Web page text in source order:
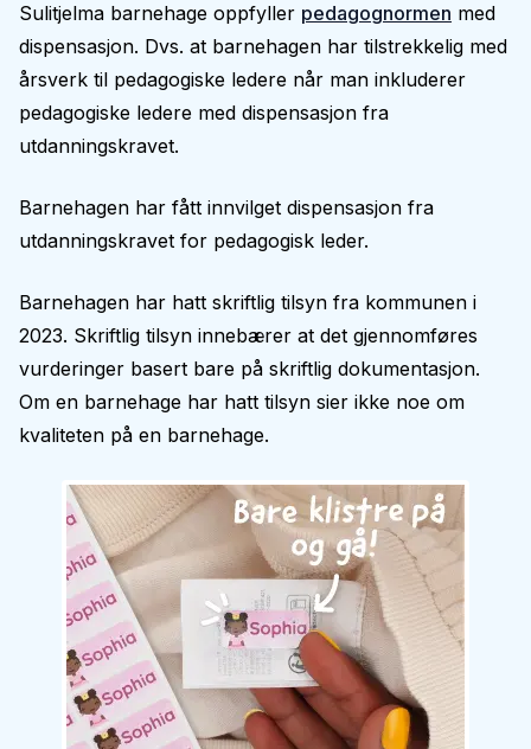
Sulitjelma barnehage oppfyller pedagognormen med
dispensasjon. Dvs. at barnehagen har tilstrekkelig med
årsverk til pedagogiske ledere når man inkluderer
pedagogiske ledere med dispensasjon fra
utdanningskravet.
Barnehagen har fått innvilget dispensasjon fra
utdanningskravet for pedagogisk leder.
Barnehagen har hatt skriftlig tilsyn fra kommunen i
2023. Skriftlig tilsyn innebærer at det gjennomføres
vurderinger basert bare på skriftlig dokumentasjon.
Om en barnehage har hatt tilsyn sier ikke noe om
kvaliteten på en barnehage.